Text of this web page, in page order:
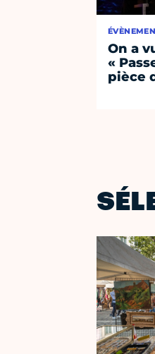
On a
«
pièce